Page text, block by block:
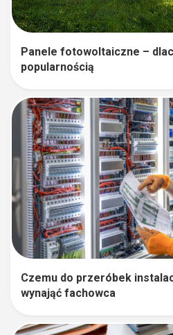
Panele fotowoltaiczne –
popularnością
Czemu do przeróbek
wynająć fachowca